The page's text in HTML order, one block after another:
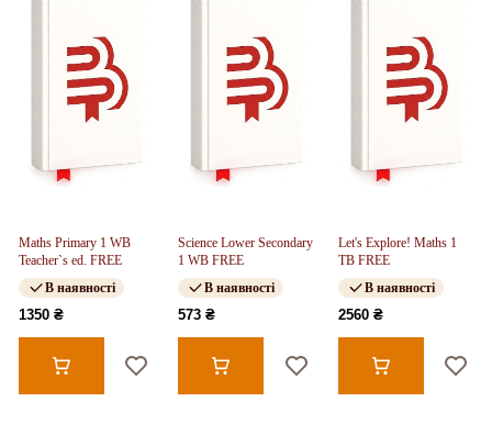
Maths Primary 1 WB
Teacher`s ed. FREE
В наявності
1350 ₴
Science Lower Secondary
1 WB FREE
В наявності
573 ₴
Let's Explore! Maths 1
TB FREE
В наявності
2560 ₴